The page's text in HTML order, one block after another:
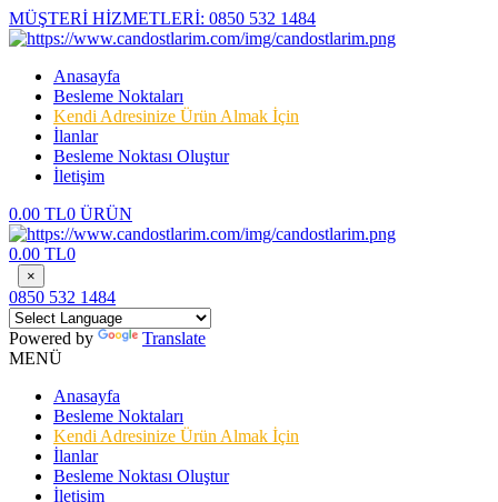
MÜŞTERİ HİZMETLERİ: 0850 532 1484
Anasayfa
Besleme Noktaları
Kendi Adresinize Ürün Almak İçin
İlanlar
Besleme Noktası Oluştur
İletişim
0.00 TL0 ÜRÜN
0.00 TL0
×
0850 532 1484
Powered by
Translate
MENÜ
Anasayfa
Besleme Noktaları
Kendi Adresinize Ürün Almak İçin
İlanlar
Besleme Noktası Oluştur
İletişim